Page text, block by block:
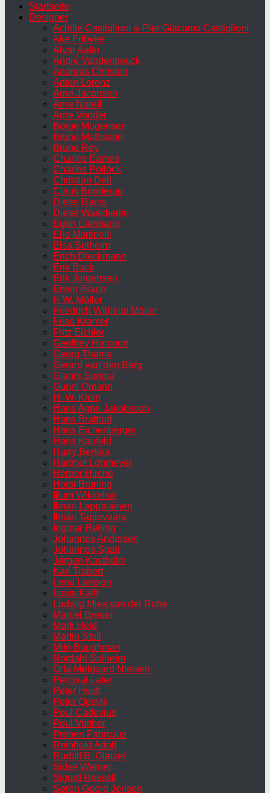
Startseite
Designer
Achille Castiglioni & Pier Giacomo Castiglioni
Ake Fribyter
Alvar Aalto
André Vandenbeuck
Andreas Christen
Anton Lorenz
Arne Jacobsen
Arne Norell
Arne Vodder
Borge Mogensen
Bruno Mathsson
Bruno Rey
Charles Eames
Charles Pollock
Christian Dell
Claus Bonderup
Dieter Rams
Dieter Waeckerlin
Egon Eiermann
Elio Martinelli
Elsa Solheim
Erich Dieckmann
Erik Buck
Erik Jorgensen
Erwin Braun
F. W. Möller
Friedrich Wilhelm Möller
Friso Kramer
Fritz Eichler
Geoffrey Harcourt
Georg Thams
Gerard van den Berg
Gianni Songia
Gunni Omann
H. W. Klein
Hans Agne Jakobsson
Hans Brattrud
Hans Eichenberger
Hans Kaufeld
Harry Bertoia
Hartmut Lohmeyer
Herber Hirche
Horst Brüning
Illum Wikkelsø
Ilmari Lappalainen
Ilmari Tapiovaara
Ingmar Relling
Johannes Andersen
Johannes Spalt
Jørgen Kastholm
Karl Trabert
Lena Larsson
Louis Kalff
Ludwig Mies van der Rohe
Marcel Breuer
Mark Held
Martin Stoll
Milo Baughman
Nordahl Solheim
Orla Mølgaard Nielsen
Percival Lafer
Peter Hvidt
Peter Opsvik
Poul Cadovius
Poul Volther
Preben Fabricius
Reinhold Adolf
Rudolf B. Glatzel
Sidse Werner
Sigurd Ressell
Søren Georg Jensen